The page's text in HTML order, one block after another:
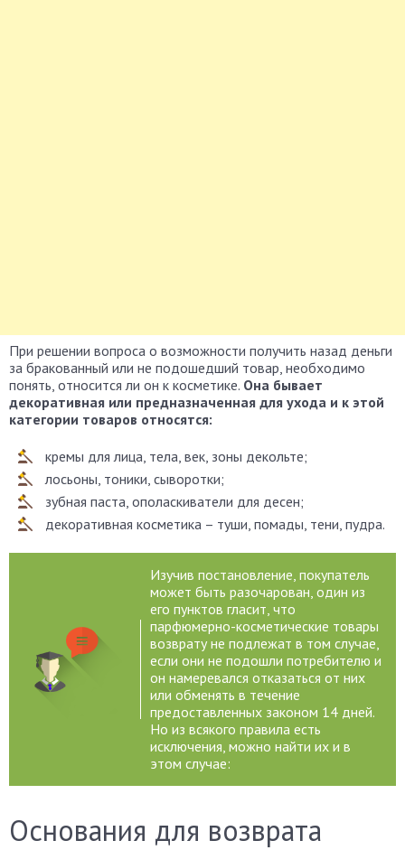
При решении вопроса о возможности получить назад деньги
за бракованный или не подошедший товар, необходимо
понять, относится ли он к косметике. Она бывает
декоративная или предназначенная для ухода и к этой
категории товаров относятся:
кремы для лица, тела, век, зоны декольте;
лосьоны, тоники, сыворотки;
зубная паста, ополаскиватели для десен;
декоративная косметика – туши, помады, тени, пудра.
Изучив постановление, покупатель
может быть разочарован, один из
его пунктов гласит, что
парфюмерно-косметические товары
возврату не подлежат в том случае,
если они не подошли потребителю и
он намеревался отказаться от них
или обменять в течение
предоставленных законом 14 дней.
Но из всякого правила есть
исключения, можно найти их и в
этом случае:
Основания для возврата